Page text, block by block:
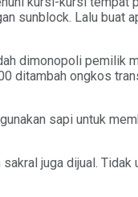
sunblock. Lalu buat
dimonopoli pemilik
ongkos
sapi untuk
juga dijual.